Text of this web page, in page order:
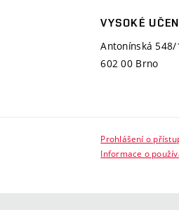
VYSOKÉ
Antonínská 548/
602 00 Brno
Prohlášení o
Informace o